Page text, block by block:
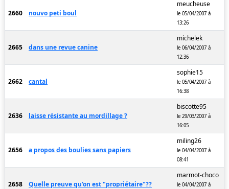
2660 nouvo peti boul
meucheuse
le 05/04/2007 à
13:26
2665 dans une revue canine
michelek
le 06/04/2007 à
12:36
2662 cantal
sophie15
le 05/04/2007 à
16:38
2636 laisse résistante au mordillage ?
biscotte95
le 29/03/2007 à
16:05
2656 a propos des boulies sans papiers
miling26
le 04/04/2007 à
08:41
2658 Quelle preuve qu'on est "propriétaire"??
marmot-choco
le 04/04/2007 à